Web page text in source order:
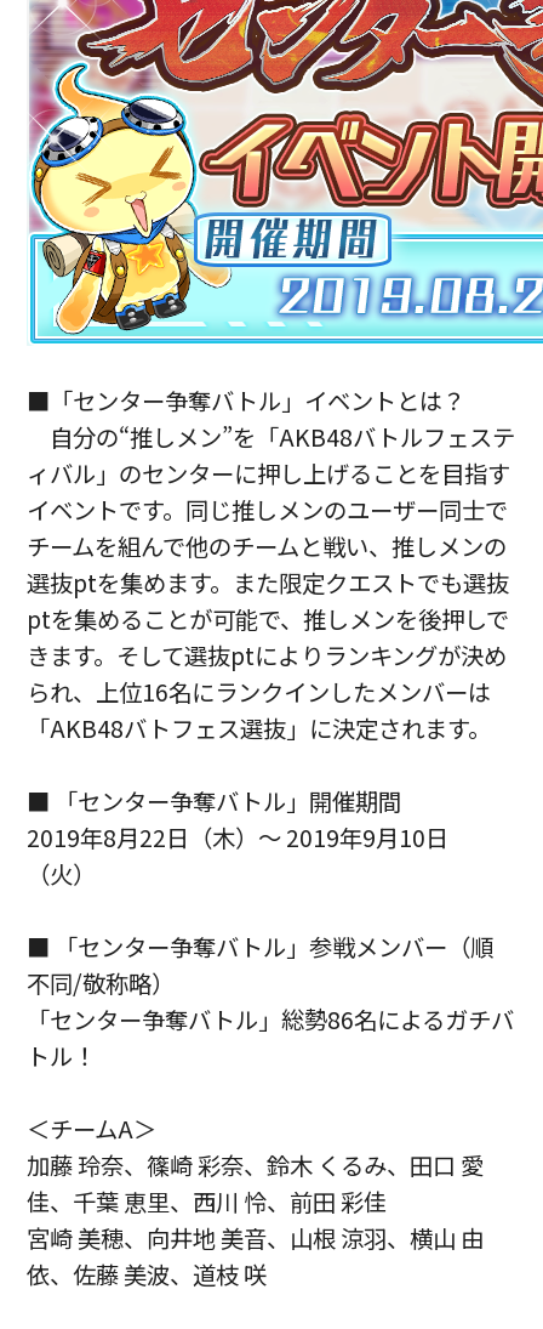
■「センター争奪バトル」イベントとは？
自分の“推しメン”を「AKB48バトルフェステ
ィバル」のセンターに押し上げることを目指す
イベントです。同じ推しメンのユーザー同士で
チームを組んで他のチームと戦い、推しメンの
選抜ptを集めます。また限定クエストでも選抜
ptを集めることが可能で、推しメンを後押しで
きます。そして選抜ptによりランキングが決め
られ、上位16名にランクインしたメンバーは
「AKB48バトフェス選抜」に決定されます。
■ 「センター争奪バトル」開催期間
2019年8月22日（木）～ 2019年9月10日
（火）
■ 「センター争奪バトル」参戦メンバー（順
不同/敬称略）
「センター争奪バトル」総勢86名によるガチバ
トル！
＜チームA＞
加藤 玲奈、篠崎 彩奈、鈴木 くるみ、田口 愛
佳、千葉 恵里、西川 怜、前田 彩佳
宮崎 美穂、向井地 美音、山根 涼羽、横山 由
依、佐藤 美波、道枝 咲